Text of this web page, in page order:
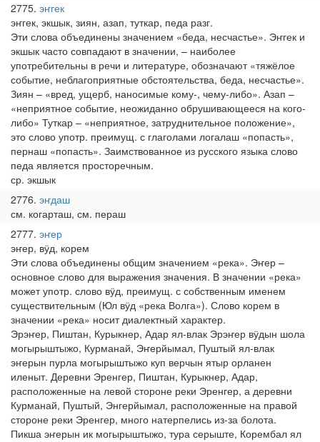
2775 эҥгек
эҥгек, экшык, зиян, азап, туткар, педа разг.
Эти слова объединены значением «беда, несчастье». Эҥгек и
экшык часто совпадают в значении, – наиболее
употребительны в речи и литературе, обозначают «тяжёлое
событие, неблагоприятные обстоятельства, беда, несчастье».
Зиян – «вред, ущерб, наносимые кому-, чему-либо». Азап –
«неприятное событие, неожиданно обрушивающееся на кого-
либо» Туткар – «неприятное, затруднительное положение»,
это слово употр. преимущ. с глаголами логалаш «попасть»,
пернаш «попасть». Заимствованное из русского языка слово
педа является просторечным.
ср. экшык
2776 эҥдаш
см. когарташ, см. пераш
2777 эҥер
эҥер, вӱд, корем
Эти слова объединены общим значением «река». Эҥер –
основное слово для выражения значения. В значении «река»
может употр. слово вӱд, преимущ. с собственным именем
существительным (Юл вӱд «река Волга»). Слово корем в
значении «река» носит диалектный характер.
Эрэҥер, Пиштан, Курыкнер, Адар ял-влак Эрэҥер вӱдын шола
могырыштыжо, Курманай, Эҥерйымал, Пуштый ял-влак
эҥерын пурла могырыштыжо куп верчын ятыр орланен
иленыт. Деревни Эренгер, Пиштан, Курыкнер, Адар,
расположенные на левой стороне реки Эренгер, а деревни
Курманай, Пуштый, Энгерйымал, расположенные на правой
стороне реки Эренгер, много натерпелись из-за болота.
Пикша эҥерын ик могырыштыжо, тура серыште, Корембал ял